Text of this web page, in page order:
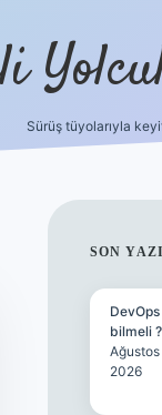
Sürüş tüyolarıyla
SON
bilmeli ?
Ağustos
2026